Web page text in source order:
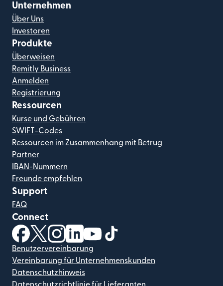
Unternehmen
Über Uns
Investoren
Produkte
Überweisen
Remitly Business
Anmelden
Registrierung
Ressourcen
Kurse und Gebühren
SWIFT-Codes
Ressourcen im Zusammenhang mit Betrug
Partner
IBAN-Nummern
Freunde empfehlen
Support
FAQ
Connect
(wird in einem neuen Fenster geöffnet)
(wird in einem neuen Fenster geöffnet)
(wird in einem neuen Fenster geöffnet)
(wird in einem neuen Fenster geöffnet)
(wird in einem neuen Fenster
Benutzervereinbarung
Vereinbarung für Unternehmenskunden
Datenschutzhinweis
Datenschutzrichtlinie für Lieferanten